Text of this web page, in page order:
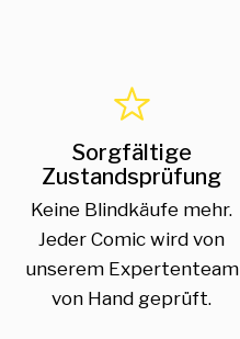
Sorgfältige
Zustandsprüfung
Keine Blindkäufe mehr.
Jeder Comic wird von
unserem Expertenteam
von Hand geprüft.